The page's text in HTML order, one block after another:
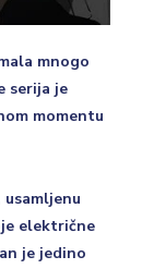
mnogo
serija je
momentu
električne
je jedino